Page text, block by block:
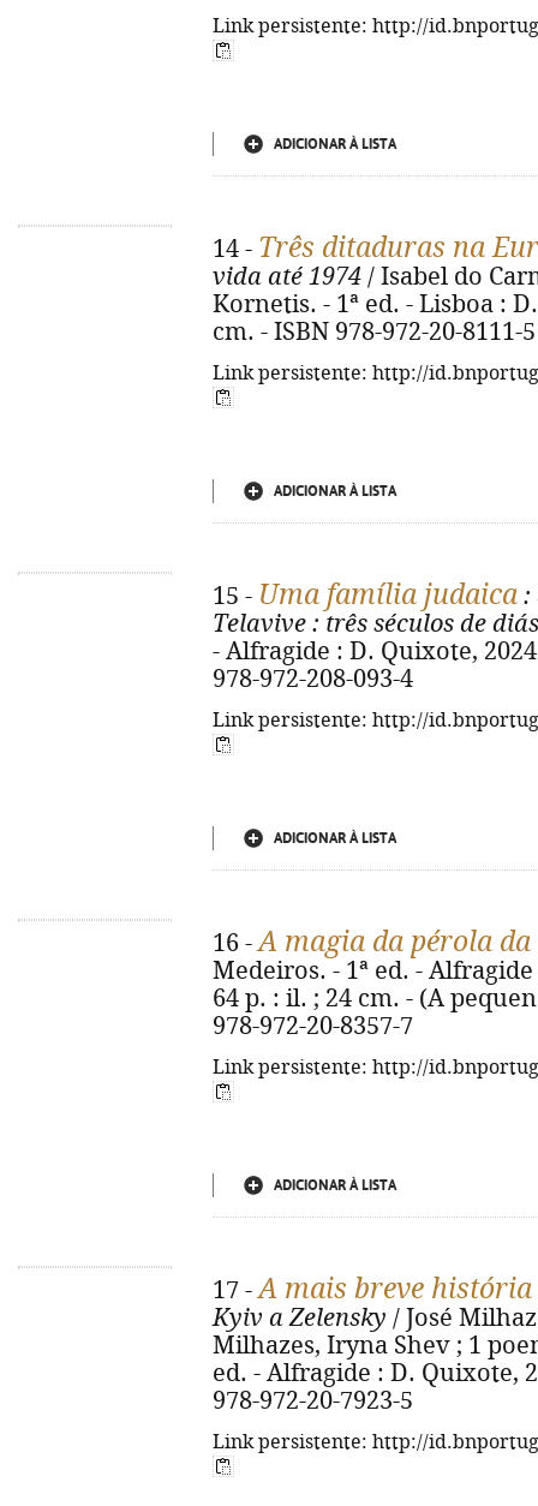
Link persistente: http://
ADICIONAR À LISTA
14 - Três ditaduras na
vida até 1974 / Isabel do
Kornetis. - 1ª ed. - Lisboa :
cm. - ISBN 978-972-20-8111-5
Link persistente: http://
ADICIONAR À LISTA
15 - Uma família judaica :
Telavive : três séculos de
- Alfragide : D. Quixote,
978-972-208-093-4
Link persistente: http://
ADICIONAR À LISTA
16 -A magia da pérola
Medeiros. - 1ª ed. -
64 p. : il. ; 24 cm. - (A
978-972-20-8357-7
Link persistente: http://
ADICIONAR À LISTA
17 -A mais breve
Kyiv a Zelensky / José
Milhazes, Iryna Shev ; 1
ed. - Alfragide : D. Quixote,
978-972-20-7923-5
Link persistente: http://